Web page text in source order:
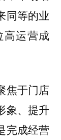
同等的业
运营成
焦于门店
象、提升
完成经营